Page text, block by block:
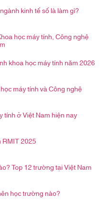
kinh tế số là làm gì?
học máy tính, Công nghệ
khoa học máy tính năm 2026
máy tính và Công nghệ
tính ở Việt Nam hiện nay
RMIT 2025
Top 12 trường tại Việt Nam
học trường nào?